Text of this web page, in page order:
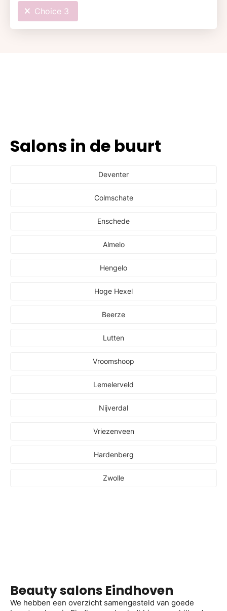
Choice 3
Salons in de buurt
Deventer
Colmschate
Enschede
Almelo
Hengelo
Hoge Hexel
Beerze
Lutten
Vroomshoop
Lemelerveld
Nijverdal
Vriezenveen
Hardenberg
Zwolle
Beauty salons Eindhoven
We hebben een overzicht samengesteld van goede